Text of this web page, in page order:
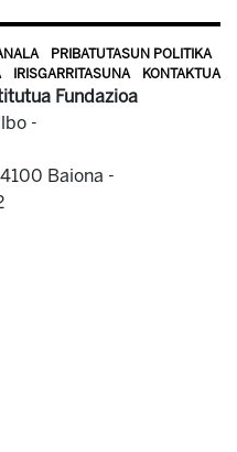
PRIBATUTASUN POLITIKA
IRISGARRITASUNA KONTAKTUA
Fundazioa
-
Baiona -